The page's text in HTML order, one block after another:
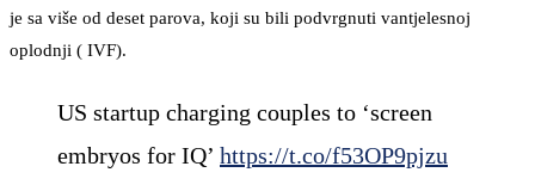
je sa više od deset parova, koji su bili podvrgnuti vantjelesnoj
oplodnji ( IVF).
US startup charging couples to ‘screen
embryos for IQ’ https://t.co/f53OP9pjzu